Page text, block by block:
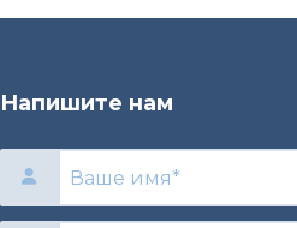
Напишите нам